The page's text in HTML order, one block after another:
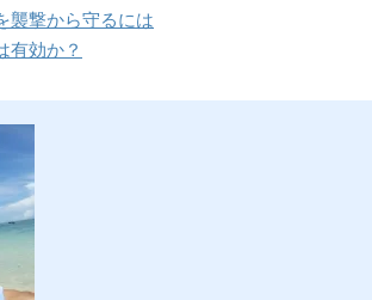
襲撃から守るには
有効か？